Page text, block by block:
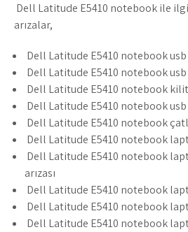
Dell Latitude E5410 notebook ile
arızalar,
Dell Latitude E5410 notebook usb
Dell Latitude E5410 notebook
Dell Latitude E5410 notebook
Dell Latitude E5410 notebook usb
Dell Latitude E5410 notebook
Dell Latitude E5410 notebook
Dell Latitude E5410 notebook
arızası
Dell Latitude E5410 notebook
Dell Latitude E5410 notebook
Dell Latitude E5410 notebook